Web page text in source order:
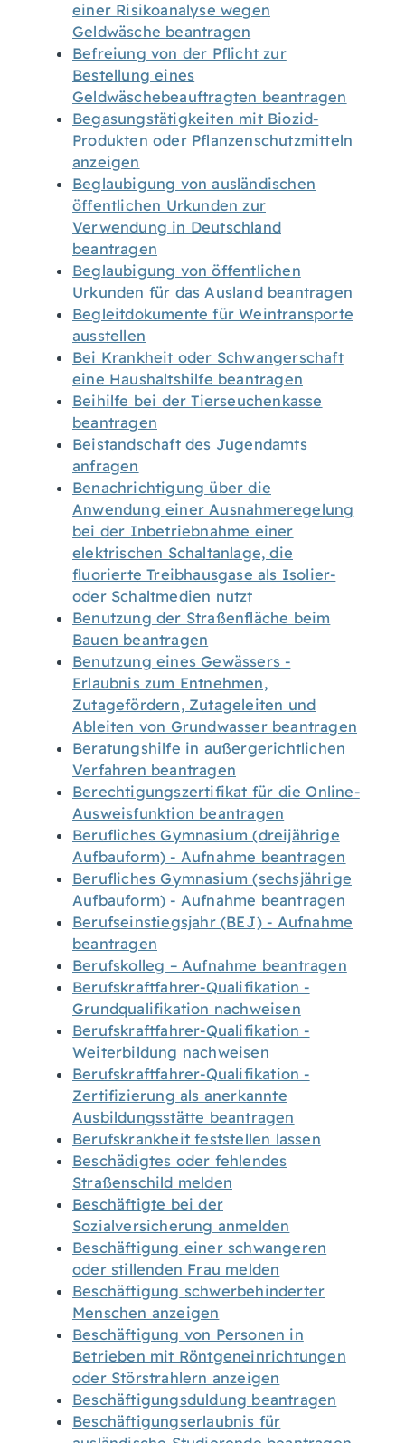
einer Risikoanalyse wegen
Geldwäsche beantragen
Befreiung von der Pflicht zur
Bestellung eines
Geldwäschebeauftragten beantragen
Begasungstätigkeiten mit Biozid-
Produkten oder Pflanzenschutzmitteln
anzeigen
Beglaubigung von ausländischen
öffentlichen Urkunden zur
Verwendung in Deutschland
beantragen
Beglaubigung von öffentlichen
Urkunden für das Ausland beantragen
Begleitdokumente für Weintransporte
ausstellen
Bei Krankheit oder Schwangerschaft
eine Haushaltshilfe beantragen
Beihilfe bei der Tierseuchenkasse
beantragen
Beistandschaft des Jugendamts
anfragen
Benachrichtigung über die
Anwendung einer Ausnahmeregelung
bei der Inbetriebnahme einer
elektrischen Schaltanlage, die
fluorierte Treibhausgase als Isolier-
oder Schaltmedien nutzt
Benutzung der Straßenfläche beim
Bauen beantragen
Benutzung eines Gewässers -
Erlaubnis zum Entnehmen,
Zutagefördern, Zutageleiten und
Ableiten von Grundwasser beantragen
Beratungshilfe in außergerichtlichen
Verfahren beantragen
Berechtigungszertifikat für die Online-
Ausweisfunktion beantragen
Berufliches Gymnasium (dreijährige
Aufbauform) - Aufnahme beantragen
Berufliches Gymnasium (sechsjährige
Aufbauform) - Aufnahme beantragen
Berufseinstiegsjahr (BEJ) - Aufnahme
beantragen
Berufskolleg – Aufnahme beantragen
Berufskraftfahrer-Qualifikation -
Grundqualifikation nachweisen
Berufskraftfahrer-Qualifikation -
Weiterbildung nachweisen
Berufskraftfahrer-Qualifikation -
Zertifizierung als anerkannte
Ausbildungsstätte beantragen
Berufskrankheit feststellen lassen
Beschädigtes oder fehlendes
Straßenschild melden
Beschäftigte bei der
Sozialversicherung anmelden
Beschäftigung einer schwangeren
oder stillenden Frau melden
Beschäftigung schwerbehinderter
Menschen anzeigen
Beschäftigung von Personen in
Betrieben mit Röntgeneinrichtungen
oder Störstrahlern anzeigen
Beschäftigungsduldung beantragen
Beschäftigungserlaubnis für